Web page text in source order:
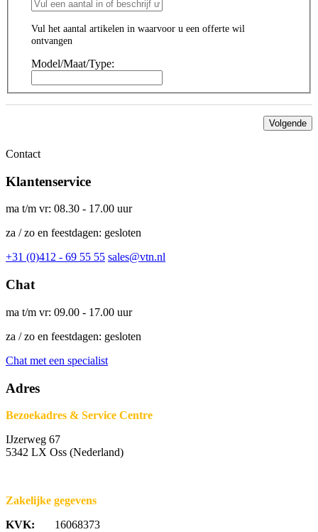
Vul het aantal artikelen in waarvoor u een offerte wil
ontvangen
Model/Maat/Type:
Volgende
Contact
Klantenservice
ma t/m vr: 08.30 - 17.00 uur
za / zo en feestdagen: gesloten
+31 (0)412 - 69 55 55 sales@vtn.nl
Chat
ma t/m vr: 09.00 - 17.00 uur
za / zo en feestdagen: gesloten
Chat met een specialist
Adres
Bezoekadres & Service Centre
IJzerweg 67
5342 LX Oss (Nederland)
Zakelijke gegevens
KVK: 16068373